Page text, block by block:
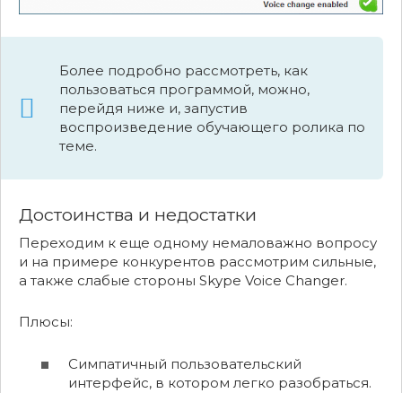
Более подробно рассмотреть, как
пользоваться программой, можно,
перейдя ниже и, запустив
воспроизведение обучающего ролика по
теме.
Достоинства и недостатки
Переходим к еще одному немаловажно вопросу
и на примере конкурентов рассмотрим сильные,
а также слабые стороны Skype Voice Changer.
Плюсы:
Симпатичный пользовательский
интерфейс, в котором легко разобраться.